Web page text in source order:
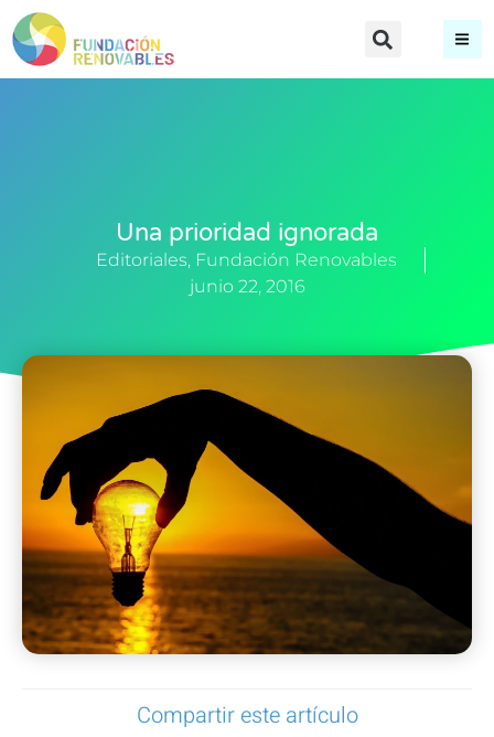
Una prioridad ignorada
Editoriales, Fundación Renovables
junio 22, 2016
Compartir este artículo